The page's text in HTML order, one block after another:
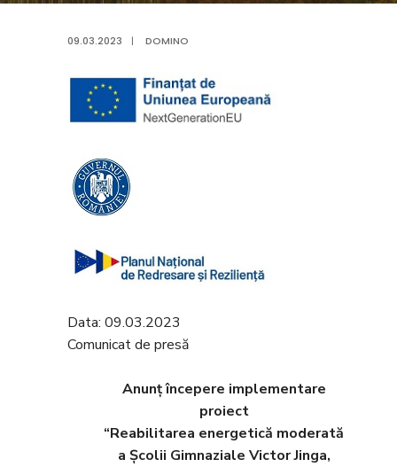
09.03.2023 | DOMINO
Data: 09.03.2023
Comunicat de presă
Anunț începere implementare
proiect
“Reabilitarea energetică moderată
a Școlii Gimnaziale Victor Jinga,